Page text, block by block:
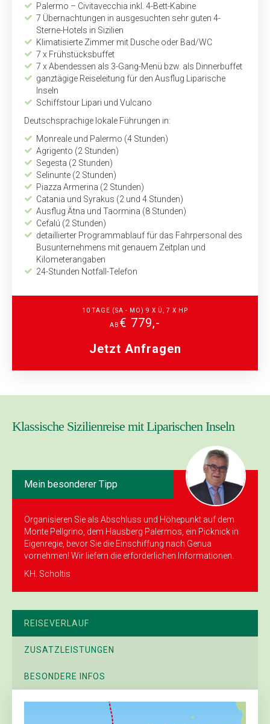
Palermo – Civitavecchia inkl. 4-Bett-Kabine
7 Übernachtungen in ausgesuchten sehr guten 4-
Sterne-Hotels in Sizilien
Klimatisierte Zimmer mit Dusche oder Bad/WC
7 x Frühstücksbuffet
7 x Abendessen als 3-Gang-Menü bzw. als Dinnerbuffet
ganztägige Reiseleitung für den Ausflug Liparische
Inseln
Schiffstour Lipari und Vulcano
Deutschsprachige lokale Führungen in:
Monreale und Palermo (4 Stunden)
Agrigento (2 Stunden)
Segesta (2 Stunden)
Selinunte (2 Stunden)
Piazza Armerina (2 Stunden)
Catania und Syrakus (2 und 4 Stunden)
Ausflug Ätna und Taormina (8 Stunden)
Cefalú (2 Stunden)
detaillierter Programmablauf für das Fahrpersonal des
Busunternehmens mit genauem Zeitplan und
Kilometerangaben
24-Stunden Notfall-Telefon
10 TAGE (SA - MO) 9 X Ü, 7 X HP
AB € 779,-
Jetzt Anfragen
Klassische Sizilienreise mit Liparischen Inseln
Mein besonderer Tipp
Organisieren Sie als Abschluss und Höhepunkt auf dem
Monte Pellgrino, dem Hausberg Palermos, ein Picknick in
Eigenregie, bevor Sie die Einschiffung nach Genua
vornehmen! Wir liefern die erforderlichen Informationen.
KH. Scholtis
REISEVERLAUF
ZUSATZLEISTUNGEN
BESONDERE INFOS